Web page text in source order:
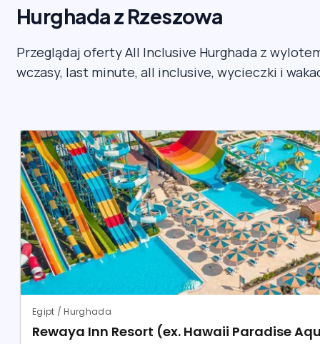
Hurghada z Rzeszowa
Przeglądaj oferty All Inclusive Hurghada z
wczasy, last minute, all inclusive, wycieczki i
Egipt / Hurghada
Rewaya Inn Resort (ex. Hawaii Paradise